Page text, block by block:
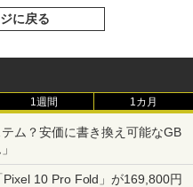
に戻る
1週間 1カ月
ム？安価に書き換え可能なGB
Pixel 10 Pro Fold」が169,800円